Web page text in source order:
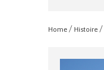
Home / Histoire /